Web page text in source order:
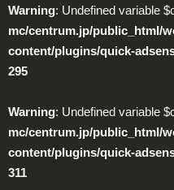
Warning: Undefined variable
mc/centrum.jp/public_html/
content/plugins/quick-
295
Warning: Undefined variable
mc/centrum.jp/public_html/
content/plugins/quick-
311